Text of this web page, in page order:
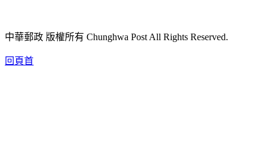
中華郵政 版權所有 Chunghwa Post All Rights Reserved.
回頁首